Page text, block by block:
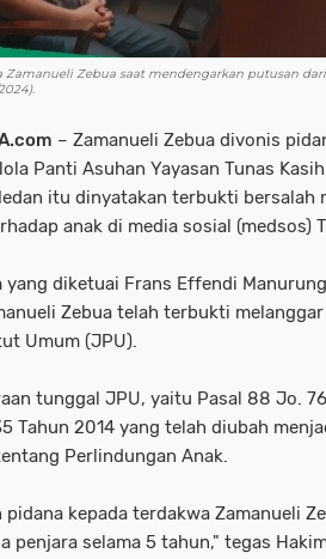
Zamanueli Zebua saat mendengarkan putusan
– Zamanueli Zebua divonis
Panti Asuhan Yayasan Tunas
itu dinyatakan terbukti bersalah
anak di media sosial (medsos)
yang diketuai Frans Effendi
Zebua telah terbukti
Umum (JPU).
tunggal JPU, yaitu Pasal 88 Jo.
Tahun 2014 yang telah diubah
Perlindungan Anak.
pidana kepada terdakwa Zamanueli
penjara selama 5 tahun," tegas